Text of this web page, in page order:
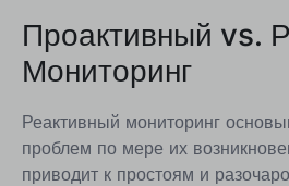
Проактивный vs.
Мониторинг
Реактивный мониторинг
проблем по мере их
приводит к простоям и